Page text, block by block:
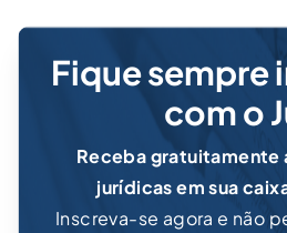
Fique sempre
com o
Receba gratuitamente
jurídicas em sua
Inscreva-se agora e não